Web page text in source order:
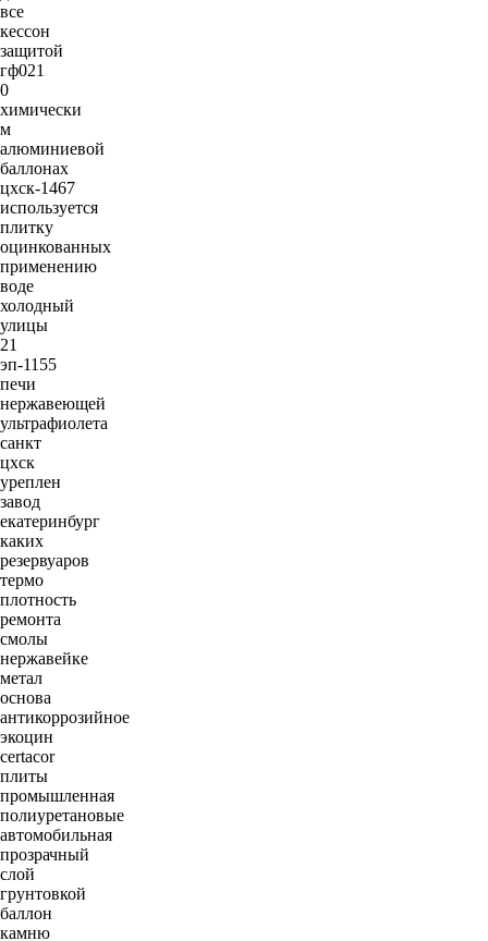
все
кессон
защитой
гф021
0
химически
м
алюминиевой
баллонах
цхск-1467
используется
плитку
оцинкованных
применению
воде
холодный
улицы
21
эп-1155
печи
нержавеющей
ультрафиолета
санкт
цхск
уреплен
завод
екатеринбург
каких
резервуаров
термо
плотность
ремонта
смолы
нержавейке
метал
основа
антикоррозийное
экоцин
certacor
плиты
промышленная
полиуретановые
автомобильная
прозрачный
слой
грунтовкой
баллон
камню